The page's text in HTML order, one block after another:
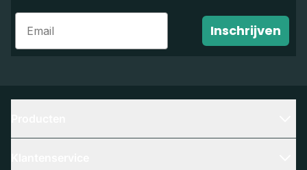
Email
Inschrijven